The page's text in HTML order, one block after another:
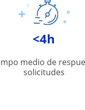
<4h
medio de
solicitudes